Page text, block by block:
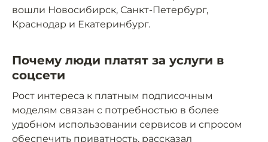
вошли Новосибирск, Санкт-Петербург,
Краснодар и Екатеринбург.
Почему люди платят за услуги в
соцсети
Рост интереса к платным подписочным
моделям связан с потребностью в более
удобном использовании сервисов и спросом
обеспечить приватность, рассказал